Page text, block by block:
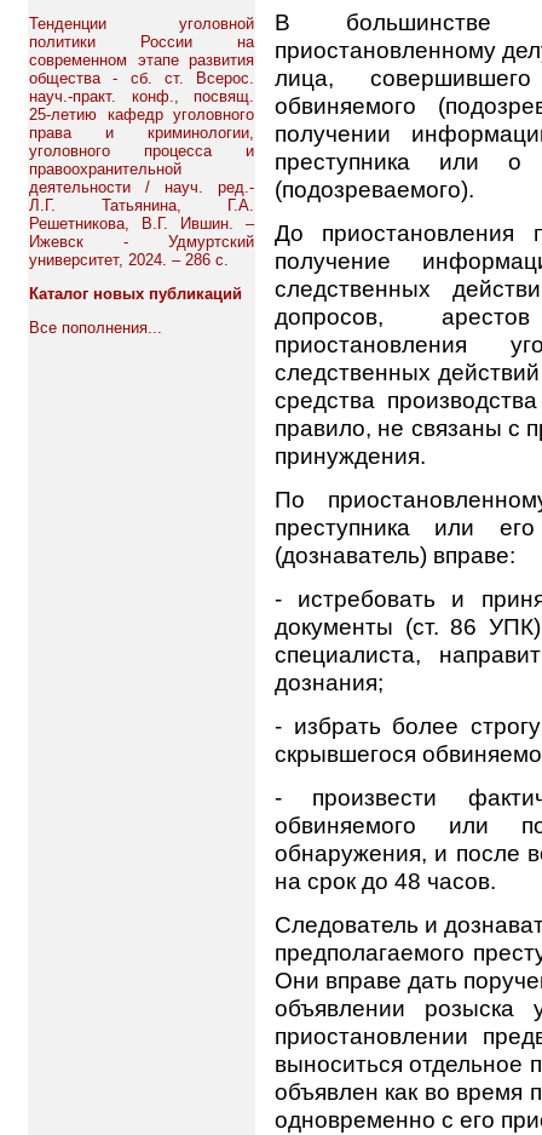
Тенденции уголовной
политики России на
современном этапе развития
общества - сб. ст. Всерос.
науч.-практ. конф., посвящ.
25-летию кафедр уголовного
права и криминологии,
уголовного процесса и
правоохранительной
деятельности / науч. ред.-
Л.Г. Татьянина, Г.А.
Решетникова, В.Г. Ившин. –
Ижевск - Удмуртский
университет, 2024. – 286 с.
Каталог новых публикаций
Все пополнения...
В большинстве
приостановленному
лица,
обвиняемого
получении
преступника или о
(подозрева­емого).
До приостановления
получение
следственных
допросов,
приостановления
следственных
средства
правило, не связаны с
принуждения.
По
преступника или
(дознаватель) вправе:
- истребовать и
документы (ст. 86
специалиста,
дознания;
- избрать более
скрывшегося
- произвести
обвиняемого или
обнаружения, и после
на срок до 48 часов.
Следователь и
предполагаемого
Они вправе дать
объявлении розыска
приостановлении
выноситься отдельное
объявлен как во время
одновременно с его